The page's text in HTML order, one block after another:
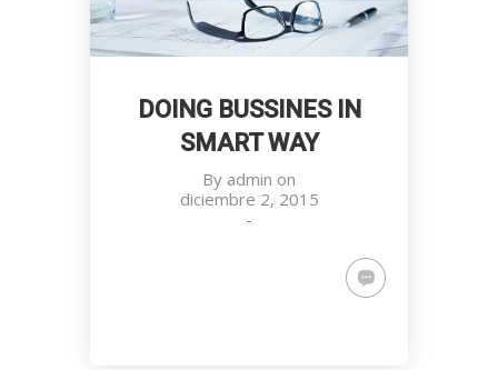
DOING BUSSINES IN
SMART WAY
By admin on
diciembre 2, 2015
-